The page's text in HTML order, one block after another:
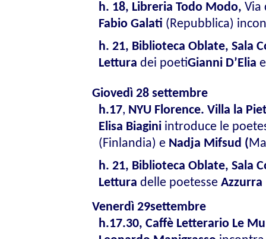
h. 18, Libreria Todo Modo, Via
Fabio Galati (Repubblica)
h. 21, Biblioteca Oblate, Sala
Lettura dei poetiGianni D’Elia e
Giovedì 28 settembre
h.17, NYU Florence. Villa la
Elisa Biagini introduce le
(Finlandia) e Nadja Mifsud (
h. 21, Biblioteca Oblate, Sala
Lettura delle poetesse
Venerdì 29settembre
h.17.30, Caffè Letterario Le